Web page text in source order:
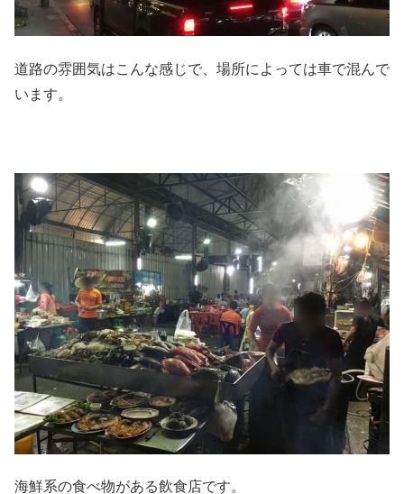
道路の雰囲気はこんな感じで、場所によっては車で混んで
います。
海鮮系の食べ物がある飲食店です。